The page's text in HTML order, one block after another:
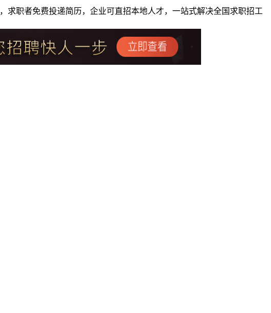
求职者免费投递简历，企业可直招本地人才，一站式解决全国求职招工